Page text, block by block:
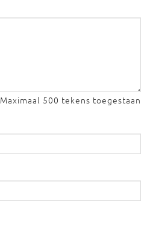
Maximaal 500 tekens toegestaan